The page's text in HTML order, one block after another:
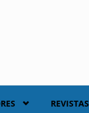
REVISTAS